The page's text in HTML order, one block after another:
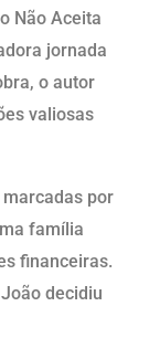
Não Aceita
jornada
o autor
valiosas
por
família
financeiras.
decidiu